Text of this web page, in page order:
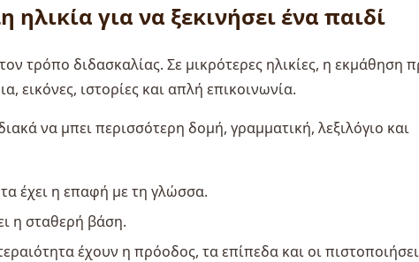
ηλικία για να ξεκινήσει ένα παιδί
τρόπο διδασκαλίας. Σε μικρότερες ηλικίες, η εκμάθηση
εικόνες, ιστορίες και απλή επικοινωνία.
να μπει περισσότερη δομή, γραμματική, λεξιλόγιο και
έχει η επαφή με τη γλώσσα.
η σταθερή βάση.
έχουν η πρόοδος, τα επίπεδα και οι